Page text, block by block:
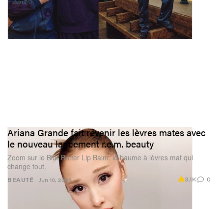
BEAUTÉ
Ariana Grande fait revenir les lèvres mates avec
le nouveau lancement r.e.m. beauty
Zoom sur le Blur Butter Lip Balm, le baume à lèvres mat qui
change tout.
Jun 10, 2026 3.1K 0